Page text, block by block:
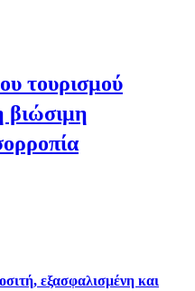
τουρισμού
βιώσιμη
εξασφαλισμένη και